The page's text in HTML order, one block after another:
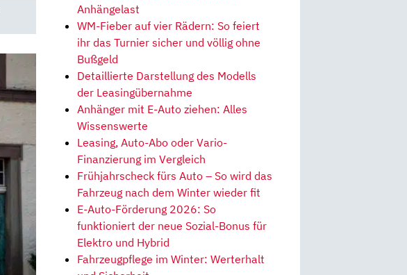
Anhängelast
WM-Fieber auf vier Rädern: So feiert
ihr das Turnier sicher und völlig ohne
Bußgeld
Detaillierte Darstellung des Modells
der Leasingübernahme
Anhänger mit E-Auto ziehen: Alles
Wissenswerte
Leasing, Auto-Abo oder Vario-
Finanzierung im Vergleich
Frühjahrscheck fürs Auto – So wird das
Fahrzeug nach dem Winter wieder fit
E-Auto-Förderung 2026: So
funktioniert der neue Sozial-Bonus für
Elektro und Hybrid
Fahrzeugpflege im Winter: Werterhalt